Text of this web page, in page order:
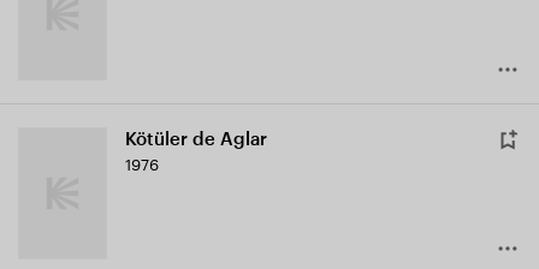
Kötüler de Aglar
1976